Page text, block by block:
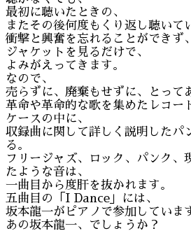
最初に聴いたときの、
またその後何度もくり返し聴いて
衝撃と興奮を忘れることができず、
ジャケットを見るだけで、
よみがえってきます。
なので、
売らずに、廃棄もせずに、とって
革命や革命的な歌を集めたレコー
ケースの中に、
収録曲に関して詳しく説明したパ
る。
フリージャズ、ロック、パンク、
たような音は、
一曲目から度肝を抜かれます。
五曲目の「I Dance」には、
坂本龍一がピアノで参加していま
あの坂本龍一、でしょうか？